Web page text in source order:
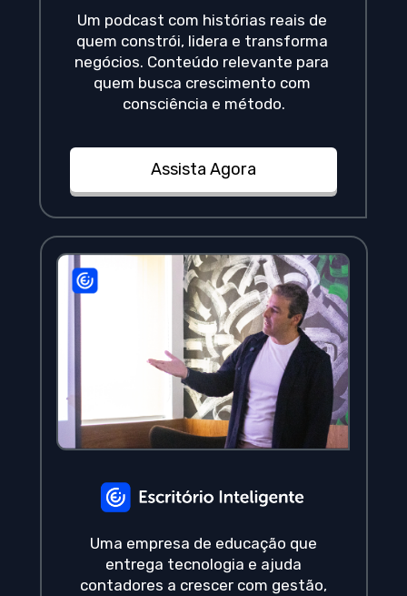
Um podcast com histórias reais de
quem constrói, lidera e transforma
negócios. Conteúdo relevante para
quem busca crescimento com
consciência e método.
Assista Agora
Uma empresa de educação que
entrega tecnologia e ajuda
contadores a crescer com gestão,